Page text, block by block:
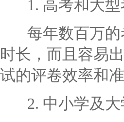
1. 高考和大型
每年数百万的
时长，而且容易
试的评卷效率和
2. 中小学及大